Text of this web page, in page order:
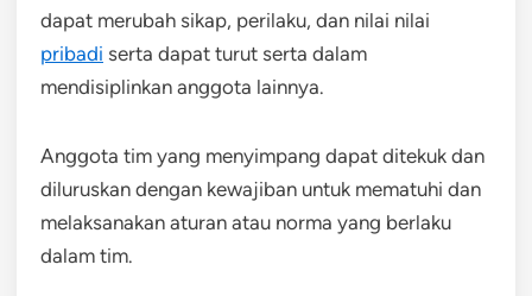
dapat merubah sikap, perilaku, dan nilai nilai
pribadi serta dapat turut serta dalam
mendisiplinkan anggota lainnya.
Anggota tim yang menyimpang dapat ditekuk dan
diluruskan dengan kewajiban untuk mematuhi dan
melaksanakan aturan atau norma yang berlaku
dalam tim.